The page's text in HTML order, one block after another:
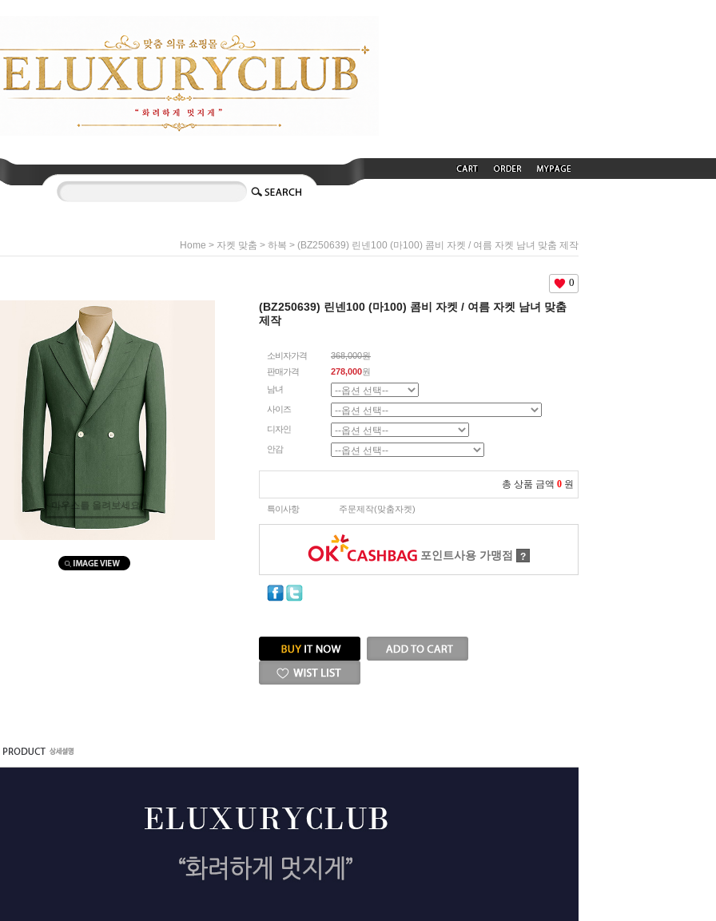
Home > 자켓 맞춤 > 하복 > (BZ250639) 린넨100 (마100) 콤비 자켓 / 여름 자켓 남녀 맞춤 제작
마우스를 올려보세요
0
(BZ250639) 린넨100 (마100) 콤비 자켓 / 여름 자켓 남녀 맞춤
제작
소비자가격
368,000원
판매가격
278,000원
남녀
사이즈
디자인
안감
총 상품 금액 0 원
특이사항 주문제작(맞춤자켓)
포인트사용 가맹점 ?